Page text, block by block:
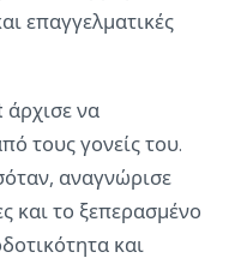
επαγγελματικές
άρχισε να
τους γονείς του.
αναγνώρισε
και το ξεπερασμένο
και